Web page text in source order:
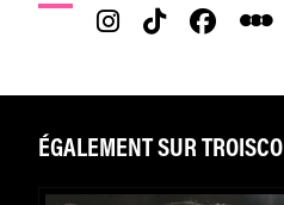
ÉGALEMENT SUR